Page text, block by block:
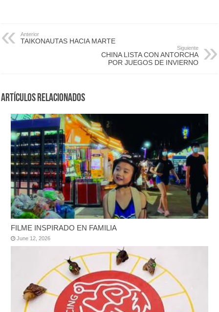
Anterior
TAIKONAUTAS HACIA MARTE
Siguiente
CHINA LISTA CON ANTORCHA
POR JUEGOS DE INVIERNO
Artículos Relacionados
FILME INSPIRADO EN FAMILIA
June 12, 2026